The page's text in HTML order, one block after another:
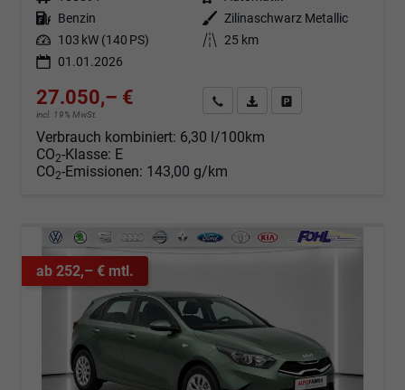
Kraftstoff Benzin Außenfarbe Zilinaschwarz Metallic
Leistung 103 kW (140 PS) Kilometerstand 25 km
01.01.2026
27.050,– €
incl. 19% MwSt.
Angebot anfordern
Fahrzeugexpose (PDF)
Verbrauch kombiniert: 6,30 l/100km
CO2-Klasse: E
CO2-Emissionen: 143,00 g/km
ab 252,– € mtl.